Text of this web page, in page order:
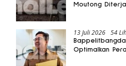
Moutong
13 Juli 2026 54
Optimalkan